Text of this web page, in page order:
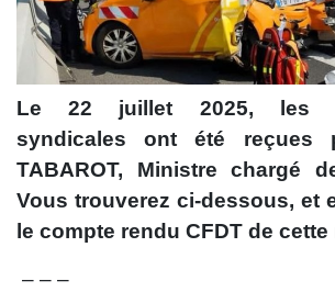
Le 22 juillet 2025, les
syndicales ont été reçues
TABAROT, Ministre chargé
Vous trouverez ci-dessous, et
le compte rendu CFDT de
– – –